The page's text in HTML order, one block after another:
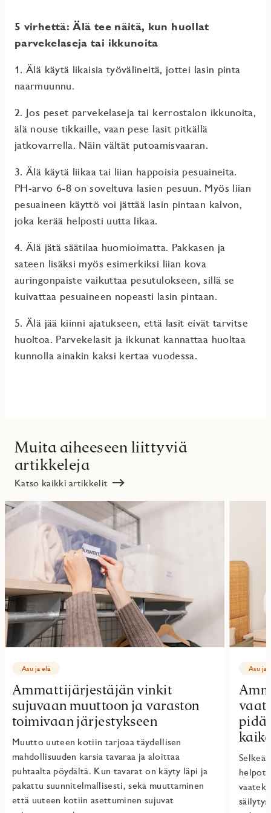
5 virhettä: Älä tee näitä, kun huollat
parvekelaseja tai ikkunoita
1. Älä käytä likaisia työvälineitä, jottei lasin pinta
naarmuunnu.
2. Jos peset parvekelaseja tai kerrostalon ikkunoita,
älä nouse tikkaille, vaan pese lasit pitkällä
jatkovarrella. Näin vältät putoamisvaaran.
3. Älä käytä liikaa tai liian happoisia pesuaineita.
PH-arvo 6-8 on soveltuva lasien pesuun. Myös liian
pesuaineen käyttö voi jättää lasin pintaan kalvon,
joka kerää helposti uutta likaa.
4. Älä jätä säätilaa huomioimatta. Pakkasen ja
sateen lisäksi myös esimerkiksi liian kova
auringonpaiste vaikuttaa pesutulokseen, sillä se
kuivattaa pesuaineen nopeasti lasin pintaan.
5. Älä jää kiinni ajatukseen, että lasit eivät tarvitse
huoltoa. Parvekelasit ja ikkunat kannattaa huoltaa
kunnolla ainakin kaksi kertaa vuodessa.
Muita aiheeseen liittyviä
artikkeleja
Katso kaikki artikkelit
Asu ja elä
Ammattijärjestäjän vinkit
sujuvaan muuttoon ja varaston
toimivaan järjestykseen
Muutto uuteen kotiin tarjoaa täydellisen
mahdollisuuden karsia tavaraa ja aloittaa
puhtaalta pöydältä. Kun tavarat on käyty läpi ja
pakattu suunnitelmallisesti, sekä muuttaminen
että uuteen kotiin asettuminen sujuvat
Asu ja